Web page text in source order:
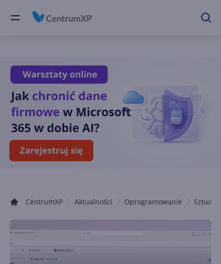
CentrumXP Aktualności Oprogramowanie